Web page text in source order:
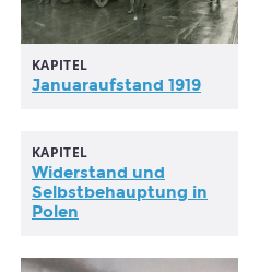
KAPITEL
Januaraufstand 1919
KAPITEL
Widerstand und
Selbstbehauptung in
Polen